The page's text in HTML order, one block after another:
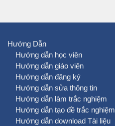
Hướng Dẫn
Hướng dẫn học viên
Hướng dẫn giáo viên
Hướng dẫn đăng ký
Hướng dẫn sửa thông tin
Hướng dẫn làm trắc nghiệm
Hướng dẫn tạo đề trắc nghiệm
Hướng dẫn download Tài liệu